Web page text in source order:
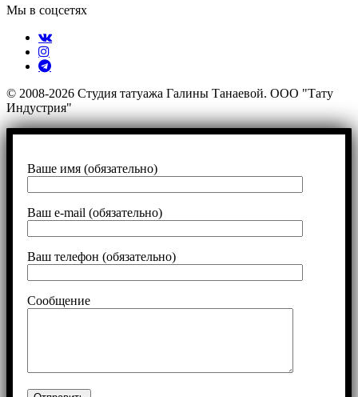
Мы в соцсетях
© 2008-2026 Студия татуажа Галины Танаевой. ООО "Тату
Индустрия"
Ваше имя (обязательно)
Ваш e-mail (обязательно)
Ваш телефон (обязательно)
Сообщение